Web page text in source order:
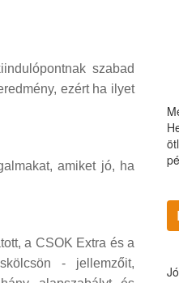
szabad
ezért ha ilyet
amiket jó, ha
a CSOK Extra és a
- jellemzőit,